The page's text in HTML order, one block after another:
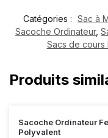
Catégories : Sac à
Sacoche Ordinateur,
Sacs de cours
Produits
Sacoche Ordinateur
Polyvalent